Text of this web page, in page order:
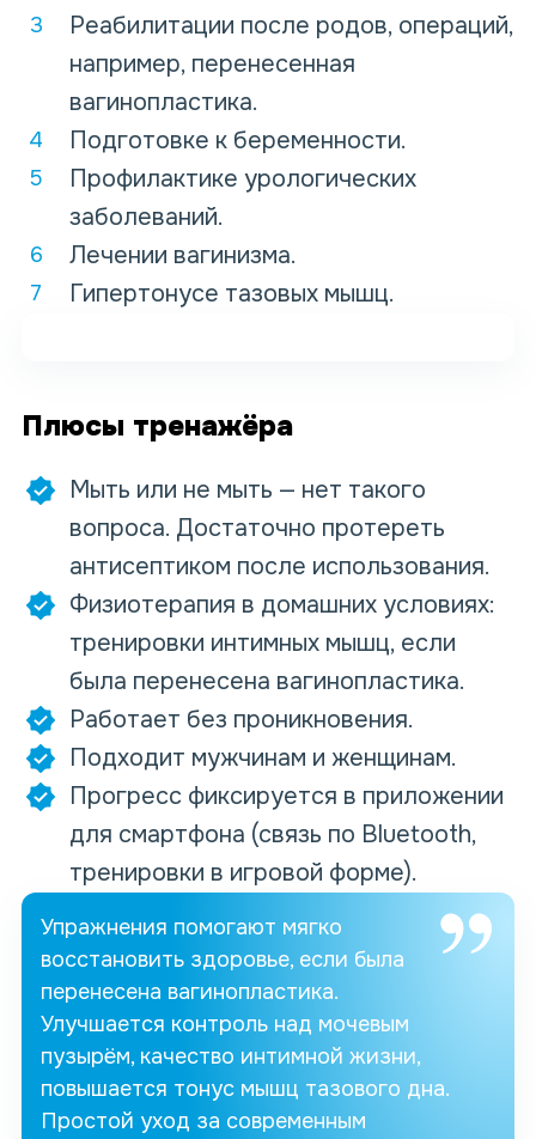
Реабилитации после родов, операций,
например, перенесенная
вагинопластика.
Подготовке к беременности.
Профилактике урологических
заболеваний.
Лечении вагинизма.
Гипертонусе тазовых мышц.
Плюсы тренажёра
Мыть или не мыть — нет такого
вопроса. Достаточно протереть
антисептиком после использования.
Физиотерапия в домашних условиях:
тренировки интимных мышц, если
была перенесена вагинопластика.
Работает без проникновения.
Подходит мужчинам и женщинам.
Прогресс фиксируется в приложении
для смартфона (связь по Bluetooth,
тренировки в игровой форме).
Упражнения помогают мягко
восстановить здоровье, если была
перенесена вагинопластика.
Улучшается контроль над мочевым
пузырём, качество интимной жизни,
повышается тонус мышц тазового дна.
Простой уход за современным